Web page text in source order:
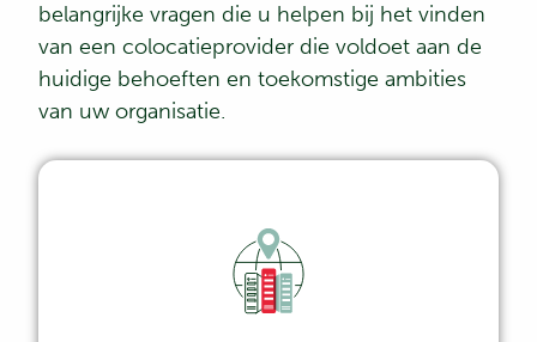
belangrijke vragen die u helpen bij het vinden
van een colocatieprovider die voldoet aan de
huidige behoeften en toekomstige ambities
van uw organisatie.